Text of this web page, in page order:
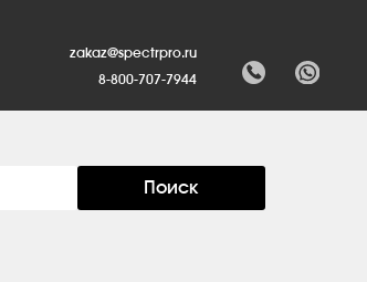
zakaz@spectrpro.ru
8-800-707-7944
Поиск